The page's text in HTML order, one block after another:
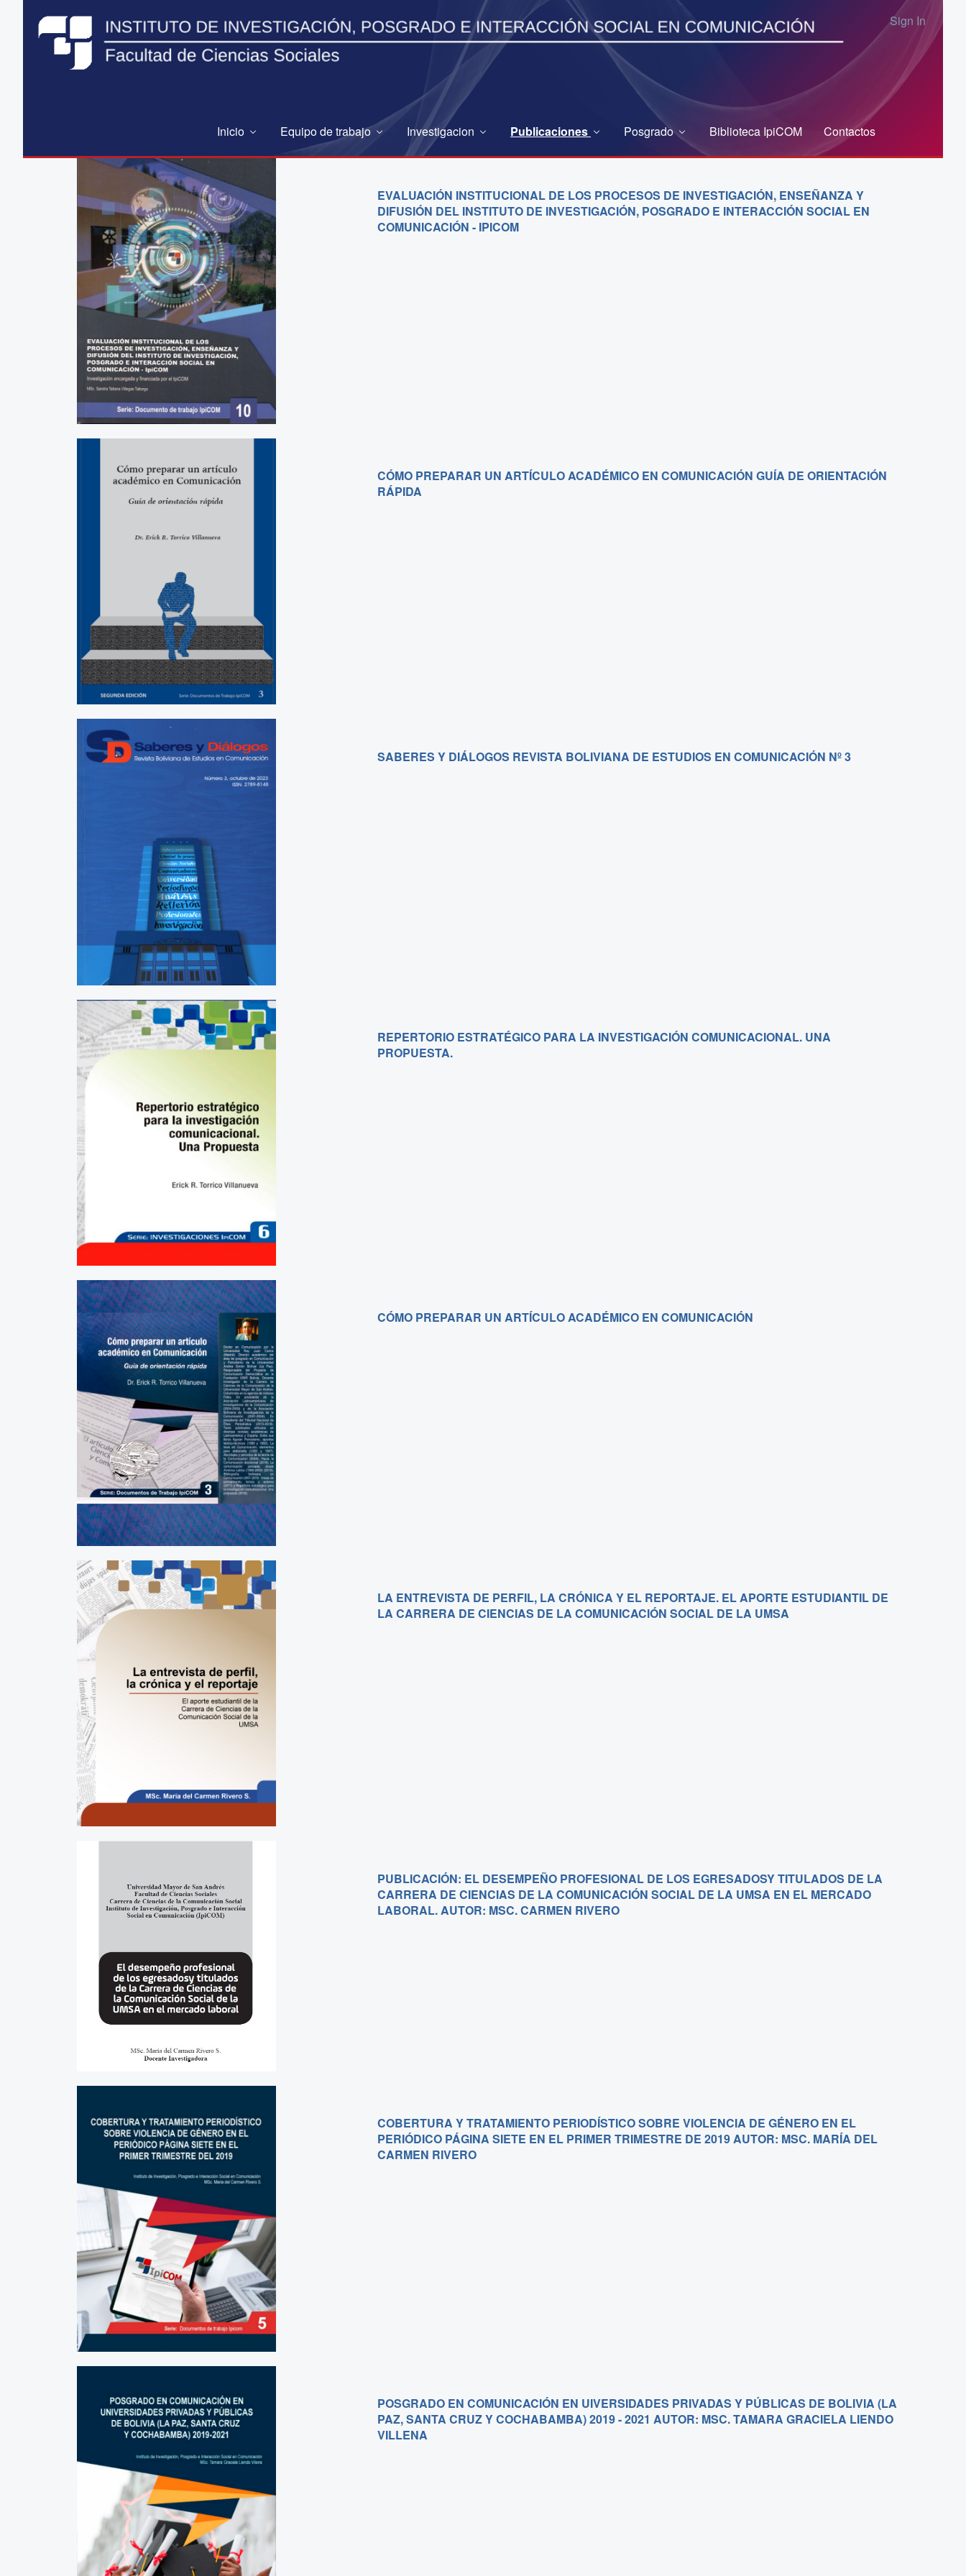
Sign In
Inicio Equipo de trabajo Investigacion Publicaciones Posgrado Biblioteca IpiCOM Contactos
EVALUACIÓN INSTITUCIONAL DE LOS PROCESOS DE INVESTIGACIÓN, ENSEÑANZA Y
DIFUSIÓN DEL INSTITUTO DE INVESTIGACIÓN, POSGRADO E INTERACCIÓN SOCIAL EN
COMUNICACIÓN - IPICOM
CÓMO PREPARAR UN ARTÍCULO ACADÉMICO EN COMUNICACIÓN GUÍA DE ORIENTACIÓN
RÁPIDA
SABERES Y DIÁLOGOS REVISTA BOLIVIANA DE ESTUDIOS EN COMUNICACIÓN Nº 3
REPERTORIO ESTRATÉGICO PARA LA INVESTIGACIÓN COMUNICACIONAL. UNA
PROPUESTA.
CÓMO PREPARAR UN ARTÍCULO ACADÉMICO EN COMUNICACIÓN
LA ENTREVISTA DE PERFIL, LA CRÓNICA Y EL REPORTAJE. EL APORTE ESTUDIANTIL DE
LA CARRERA DE CIENCIAS DE LA COMUNICACIÓN SOCIAL DE LA UMSA
PUBLICACIÓN: EL DESEMPEÑO PROFESIONAL DE LOS EGRESADOSY TITULADOS DE LA
CARRERA DE CIENCIAS DE LA COMUNICACIÓN SOCIAL DE LA UMSA EN EL MERCADO
LABORAL. AUTOR: MSC. CARMEN RIVERO
COBERTURA Y TRATAMIENTO PERIODÍSTICO SOBRE VIOLENCIA DE GÉNERO EN EL
PERIÓDICO PÁGINA SIETE EN EL PRIMER TRIMESTRE DE 2019 AUTOR: MSC. MARÍA DEL
CARMEN RIVERO
POSGRADO EN COMUNICACIÓN EN UIVERSIDADES PRIVADAS Y PÚBLICAS DE BOLIVIA (LA
PAZ, SANTA CRUZ Y COCHABAMBA) 2019 - 2021 AUTOR: MSC. TAMARA GRACIELA LIENDO
VILLENA